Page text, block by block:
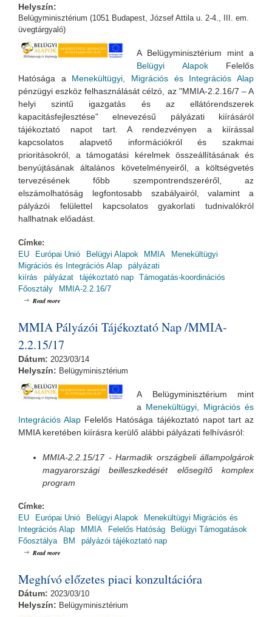
Helyszín:
Belügyminisztérium (1051 Budapest, József Attila u. 2-4., III. em.
üvegtárgyaló)
A Belügyminisztérium mint a
Belügyi AlapokFelelős
Hatósága a Menekültügyi, Migrációs és Integrációs Alap
pénzügyi eszköz felhasználását célzó, az "MMIA-2.2.16/7 – A
helyi szintű igazgatás és az ellátórendszerek
kapacitásfejlesztése" elnevezésű pályázati kiírásáról
tájékoztató napot tart. A rendezvényen a kiírással
kapcsolatos alapvetőinformációkról és szakmai
prioritásokról, a támogatási kérelmek összeállításának és
benyújtásának általános követelményeiről, a költségvetés
tervezésének főbb szempontrendszeréről, az
elszámolhatóság legfontosabb szabályairól, valamint a
pályázói felülettel kapcsolatos gyakorlati tudnivalókról
hallhatnak előadást.
Címke:
EU
Európai Unió Belügyi Alapok MMIA
Menekültügyi
Migrációs és Integrációs Alap
pályázati
kiírás
pályázat tájékoztató nap
Támogatás-koordinációs
Főosztály
MMIA-2.2.16/7
Read more
MMIA Pályázói Tájékoztató Nap /MMIA-
2.2.15/17
Dátum: 2023/03/14
Helyszín: Belügyminisztérium
A Belügyminisztérium mint
a Menekültügyi, Migrációs és
Integrációs Alap Felelős Hatósága tájékoztató napot tart az
MMIA keretében kiírásra kerülő alábbi pályázati felhívásról:
MMIA-2.2.15/17- Harmadik országbeli állampolgárok
magyarországi beilleszkedését elősegítő komplex
program
Címke:
EU
Európai Unió Belügyi Alapok
Menekültügyi Migrációs és
Integrációs Alap
MMIA Felelős Hatóság
Belügyi Támogatások
Főosztálya
BM pályázói tájékoztató nap
Read more
Meghívó előzetes piaci konzultációra
Dátum: 2023/03/10
Helyszín: Belügyminisztérium